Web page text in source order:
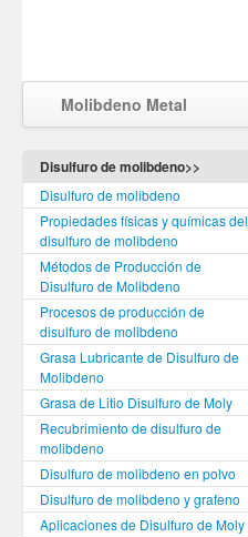
Molibdeno Metal
Disulfuro de molibdeno>>
Disulfuro de molibdeno
Propiedades físicas y químicas del
disulfuro de molibdeno
Métodos de Producción de
Disulfuro de Molibdeno
Procesos de producción de
disulfuro de molibdeno
Grasa Lubricante de Disulfuro de
Molibdeno
Grasa de Litio Disulfuro de Moly
Recubrimiento de disulfuro de
molibdeno
Disulfuro de molibdeno en polvo
Disulfuro de molibdeno y grafeno
Aplicaciones de Disulfuro de Moly